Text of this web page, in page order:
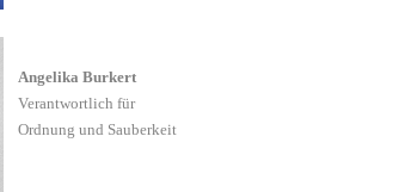
Angelika Burkert
Verantwortlich für
Ordnung und Sauberkeit